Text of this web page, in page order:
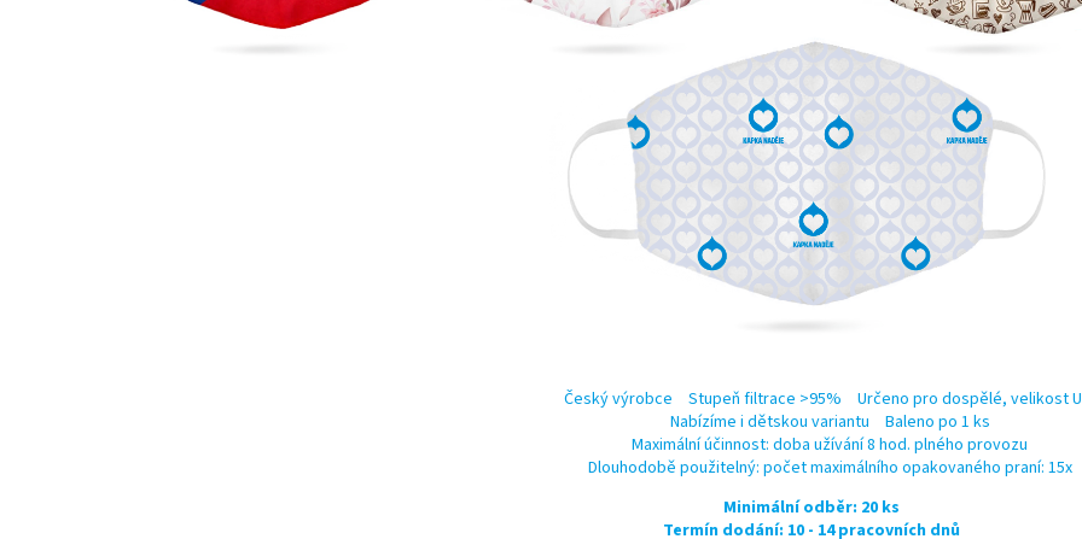
Český výrobce Stupeň filtrace >95%
Určeno pro dospělé, velikost
Nabízíme i dětskou variantu
Baleno po 1 ks
Maximální účinnost: doba užívání 8 hod. plného provozu
Dlouhodobě použitelný: počet maximálního opakovaného praní: 15x
Minimální odběr: 20 ks
Termín dodání: 10 - 14 pracovních dnů